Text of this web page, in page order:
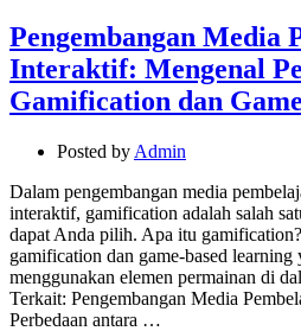
Pengembangan Media
Interaktif: Mengenal
Gamification dan
Posted by Admin
Dalam pengembangan media
interaktif, gamification adalah salah
dapat Anda pilih. Apa itu
gamification dan game-based learning
menggunakan elemen permainan di
Terkait: Pengembangan Media
Perbedaan antara …